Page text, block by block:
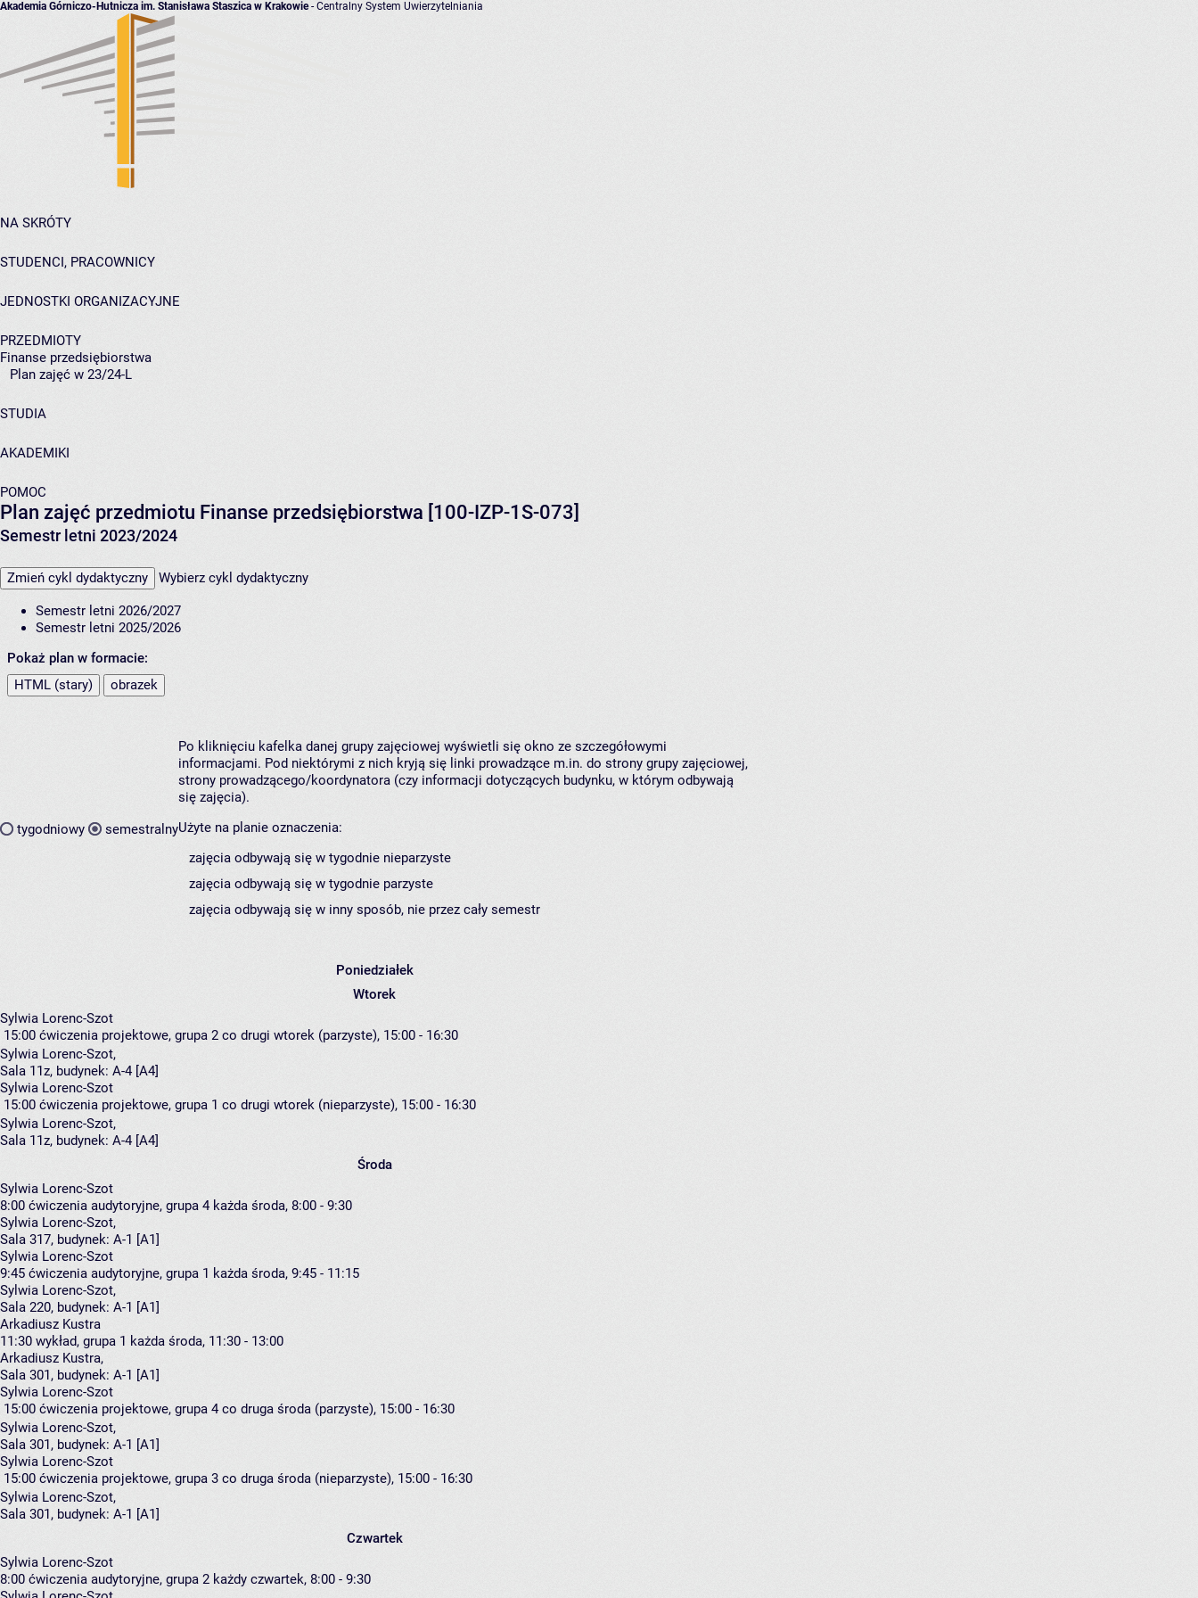
Akademia Górniczo-Hutnicza im. Stanisława Staszica w Krakowie- Centralny System Uwierzytelniania
NA SKRÓTY
STUDENCI, PRACOWNICY
JEDNOSTKI ORGANIZACYJNE
PRZEDMIOTY
Finanse przedsiębiorstwa
Plan zajęć w 23/24-L
STUDIA
AKADEMIKI
POMOC
Plan zajęć przedmiotu Finanse przedsiębiorstwa [100-IZP-1S-073]
Semestr letni 2023/2024
Zmień cykl dydaktyczny Wybierz cykl dydaktyczny
Semestr letni 2026/2027
Semestr letni 2025/2026
Pokaż plan w formacie:
HTML (stary)
obrazek
tygodniowy semestralny
Po kliknięciu kafelka danej grupy zajęciowej wyświetli się okno ze szczegółowymi
informacjami. Pod niektórymi z nich kryją się linki prowadzące m.in. do strony grupy zajęciowej,
strony prowadzącego/koordynatora (czy informacji dotyczących budynku, w którym odbywają
się zajęcia).
Użyte na planie oznaczenia:
zajęcia odbywają się w tygodnie nieparzyste
zajęcia odbywają się w tygodnie parzyste
zajęcia odbywają się w inny sposób, nie przez cały semestr
Poniedziałek
Wtorek
Sylwia Lorenc-Szot
15:00 ćwiczenia projektowe, grupa 2 co drugi wtorek (parzyste), 15:00 - 16:30
Sylwia Lorenc-Szot,
Sala 11z, budynek: A-4 [A4]
Sylwia Lorenc-Szot
15:00 ćwiczenia projektowe, grupa 1 co drugi wtorek (nieparzyste), 15:00 - 16:30
Sylwia Lorenc-Szot,
Sala 11z, budynek: A-4 [A4]
Środa
Sylwia Lorenc-Szot
8:00 ćwiczenia audytoryjne, grupa 4 każda środa, 8:00 - 9:30
Sylwia Lorenc-Szot,
Sala 317, budynek: A-1 [A1]
Sylwia Lorenc-Szot
9:45 ćwiczenia audytoryjne, grupa 1 każda środa, 9:45 - 11:15
Sylwia Lorenc-Szot,
Sala 220, budynek: A-1 [A1]
Arkadiusz Kustra
11:30 wykład, grupa 1 każda środa, 11:30 - 13:00
Arkadiusz Kustra,
Sala 301, budynek: A-1 [A1]
Sylwia Lorenc-Szot
15:00 ćwiczenia projektowe, grupa 4 co druga środa (parzyste), 15:00 - 16:30
Sylwia Lorenc-Szot,
Sala 301, budynek: A-1 [A1]
Sylwia Lorenc-Szot
15:00 ćwiczenia projektowe, grupa 3 co druga środa (nieparzyste), 15:00 - 16:30
Sylwia Lorenc-Szot,
Sala 301, budynek: A-1 [A1]
Czwartek
Sylwia Lorenc-Szot
8:00 ćwiczenia audytoryjne, grupa 2 każdy czwartek, 8:00 - 9:30